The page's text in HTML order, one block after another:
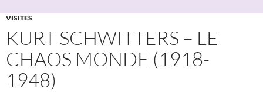
VISITES
KURT SCHWITTERS – LE
CHAOS MONDE (1918-
1948)